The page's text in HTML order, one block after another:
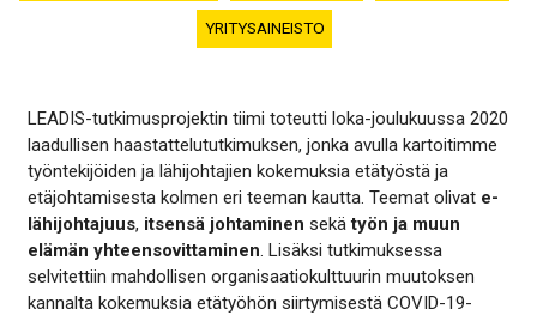
YRITYSAINEISTO
LEADIS-tutkimusprojektin tiimi toteutti loka-joulukuussa 2020
laadullisen haastattelututkimuksen, jonka avulla kartoitimme
työntekijöiden ja lähijohtajien kokemuksia etätyöstä ja
etäjohtamisesta kolmen eri teeman kautta. Teemat olivat e-
lähijohtajuus, itsensä johtaminen sekätyön ja muun
elämän yhteensovittaminen. Lisäksi tutkimuksessa
selvitettiin mahdollisen organisaatiokulttuurin muutoksen
kannalta kokemuksia etätyöhön siirtymisestä COVID-19-